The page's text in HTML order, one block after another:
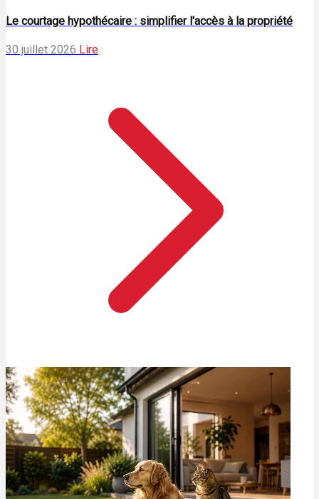
Le courtage hypothécaire : simplifier l'accès à la propriété
30 juillet 2026 Lire